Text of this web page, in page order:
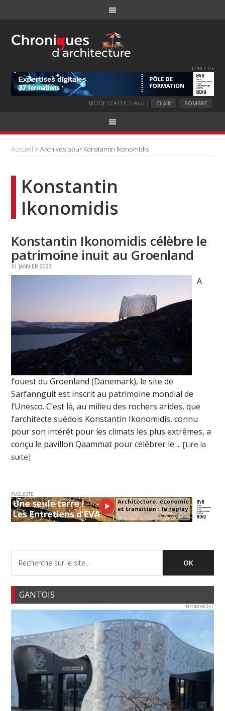
PUBLICITE
MODE D'AFFICHAGE : CLAIR SOMBRE
Accueil > Archives pour Konstantin Ikonomidis
Konstantin
Ikonomidis
Konstantin Ikonomidis célèbre le
patrimoine inuit au Groenland
31 JANVIER 2023
A
l’ouest du Groenland (Danemark), le site de
Sarfannguit est inscrit au patrimoine mondial de
l’Unesco. C’est là, au milieu des rochers arides, que
l’architecte suédois Konstantin Ikonomidis, connu
pour son intérêt pour les climats les plus extrêmes, a
conçu le pavillon Qaammat pour célébrer le ...[Lire la
suite]
PUBLICITE
GANTOIS
INFOMERCIAL